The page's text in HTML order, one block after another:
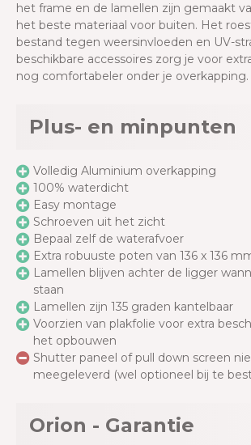
het frame en de lamellen zijn gemaakt
het beste materiaal voor buiten. Het
bestand tegen weersinvloeden en UV-
beschikbare accessoires zorg je voor
nog comfortabeler onder je overkapping.
Plus- en minpunten
Volledig Aluminium overkapping
100% waterdicht
Easy montage
Schroeven uit het zicht
Bepaal zelf de waterafvoer
Extra robuuste poten van 136 x 136
Lamellen blijven achter de ligger
staan
Lamellen zijn 135 graden kantelbaar
Voorzien van plakfolie voor extra
het opbouwen
Shutter paneel of pull down screen
meegeleverd (wel optioneel bij te
Orion - Garantie